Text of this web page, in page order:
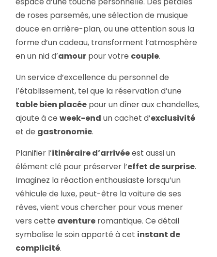
de roses parsemés, une sélection de musique
douce en arrière-plan, ou une attention sous la
forme d’un cadeau, transforment l’atmosphère
en un nid d’amour pour votre couple.
Un service d’excellence du personnel de
l’établissement, tel que la réservation d’une
table bien placée pour un dîner aux chandelles,
ajoute à ceweek-end un cachet d’exclusivité
et de gastronomie.
Planifier l’itinéraire d’arrivéeest aussi un
élément clé pour préserver l’effet de surprise.
Imaginez la réaction enthousiaste lorsqu’un
véhicule de luxe, peut-être la voiture de ses
rêves, vient vous chercher pour vous mener
vers cette aventure romantique. Ce détail
symbolise le soin apporté à cet instant de
complicité.